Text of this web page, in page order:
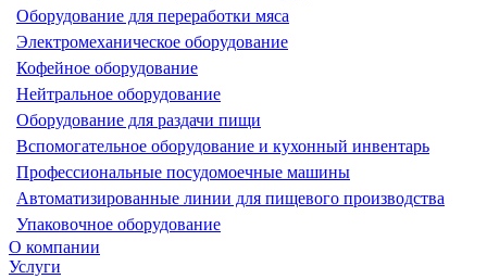
Оборудование для переработки мяса
Электромеханическое оборудование
Кофейное оборудование
Нейтральное оборудование
Оборудование для раздачи пищи
Вспомогательное оборудование и кухонный инвентарь
Профессиональные посудомоечные машины
Автоматизированные линии для пищевого производства
Упаковочное оборудование
О компании
Услуги